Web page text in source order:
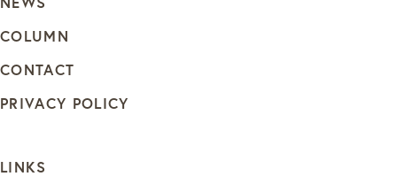
COLUMN
CONTACT
PRIVACY POLICY
LINKS